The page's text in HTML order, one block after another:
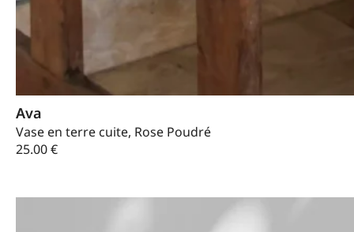
Ava
Vase en terre cuite, Rose Poudré
25.00€